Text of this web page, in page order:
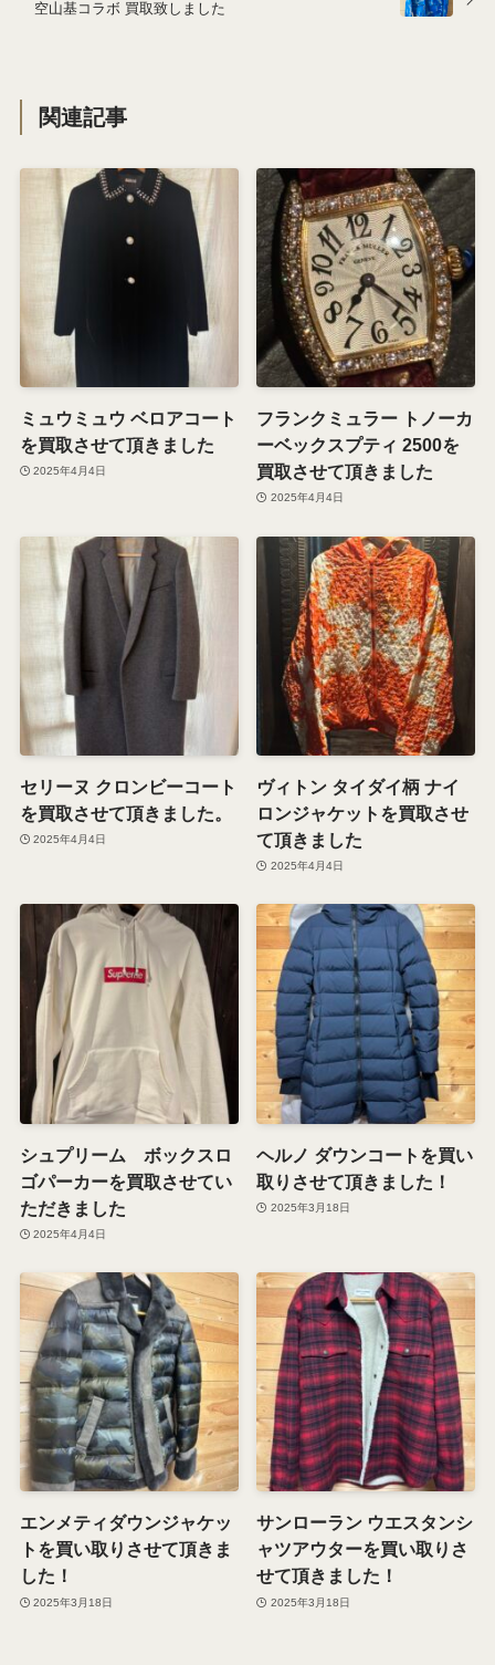
空山基コラボ 買取致しました
関連記事
ミュウミュウ ベロアコート
を買取させて頂きました
2025年4月4日
フランクミュラー トノーカ
ーベックスプティ 2500を
買取させて頂きました
2025年4月4日
セリーヌ クロンビーコート
を買取させて頂きました。
2025年4月4日
ヴィトン タイダイ柄 ナイ
ロンジャケットを買取させ
て頂きました
2025年4月4日
シュプリーム ボックスロ
ゴパーカーを買取させてい
ただきました
2025年4月4日
ヘルノ ダウンコートを買い
取りさせて頂きました！
2025年3月18日
エンメティダウンジャケッ
トを買い取りさせて頂きま
した！
2025年3月18日
サンローラン ウエスタンシ
ャツアウターを買い取りさ
せて頂きました！
2025年3月18日